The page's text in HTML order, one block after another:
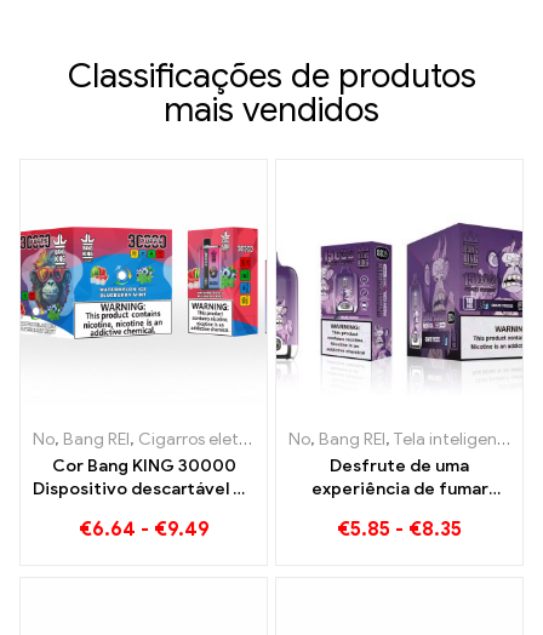
Classificações de produtos
mais vendidos
No, Bang REI, Cigarros eletrônicos descartáveis ​​Lituânia ,Cigarros
Cor Bang KING 30000
Dispositivo descartável de
combinação perfeita de
€6.64 - €9.49
No, Bang REI, Tela inteligente Bang King 15000 Sopro
Desfrute de uma
experiência de fumar
Grape Jelly Bang King
€5.85 - €8.35